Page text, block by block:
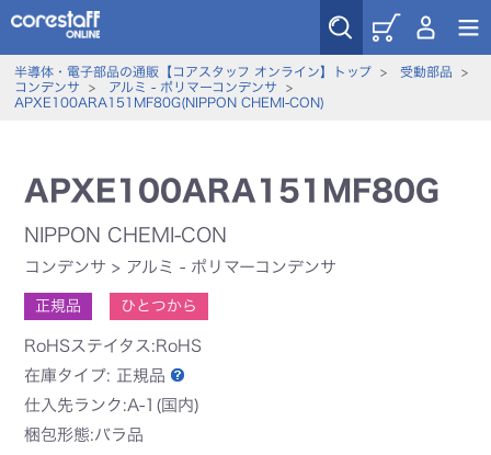
半導体・電子部品の通販【コアスタッフ オンライン】トップ> 受動部品 >
コンデンサ > アルミ - ポリマーコンデンサ >
APXE100ARA151MF80G(NIPPON CHEMI-CON)
APXE100ARA151MF80G
NIPPON CHEMI-CON
コンデンサ > アルミ - ポリマーコンデンサ
正規品 ひとつから
RoHSステイタス:RoHS
在庫タイプ: 正規品
仕入先ランク:A-1(国内)
梱包形態:バラ品